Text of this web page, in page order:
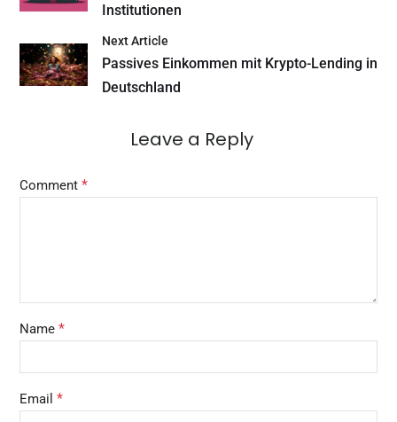
Institutionen
Next Article
Passives Einkommen mit Krypto-Lending in
Deutschland
Leave a Reply
Comment *
Name *
Email *